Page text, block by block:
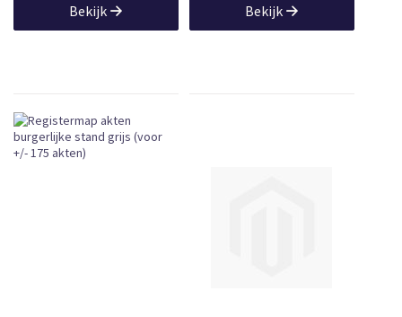
Bekijk Bekijk